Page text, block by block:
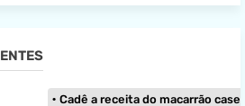
Cadê a receita do macarrão caseiro